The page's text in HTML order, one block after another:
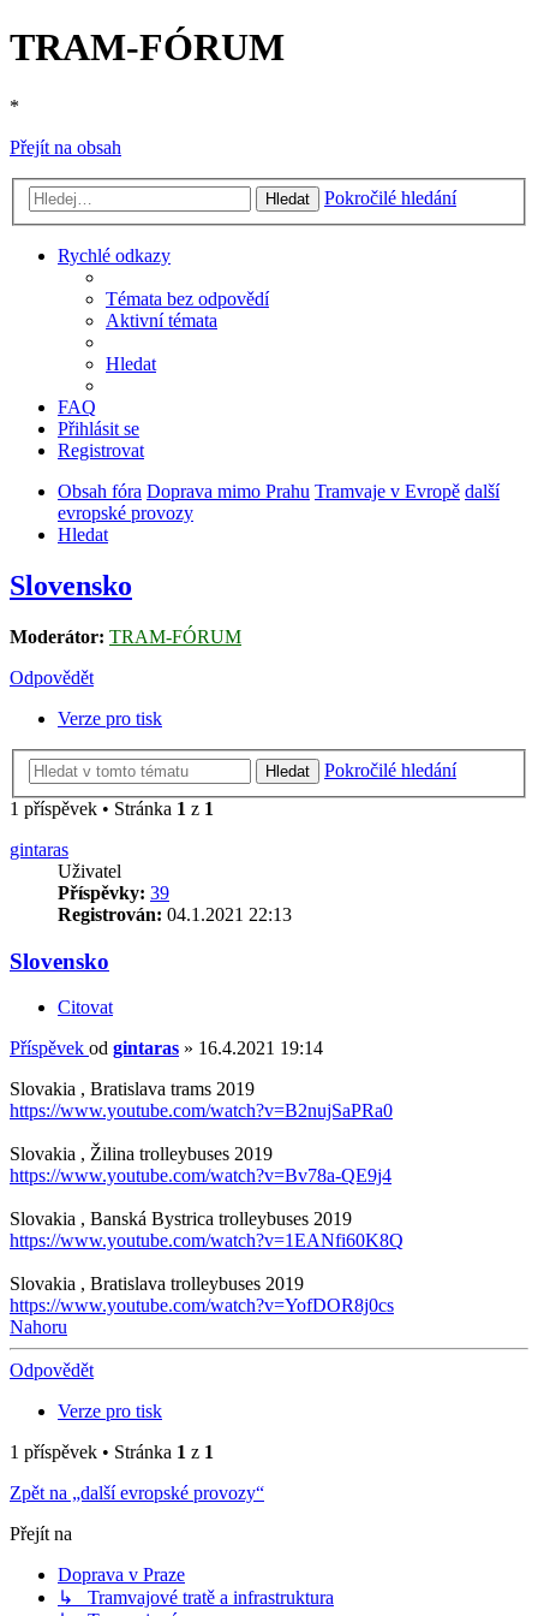
TRAM-FÓRUM
*
Přejít na obsah
Hledat Pokročilé hledání
Rychlé odkazy
Témata bez odpovědí
Aktivní témata
Hledat
FAQ
Přihlásit se
Registrovat
Obsah fóra Doprava mimo Prahu Tramvaje v Evropě další
evropské provozy
Hledat
Slovensko
Moderátor: TRAM-FÓRUM
Odpovědět
Verze pro tisk
Hledat
Pokročilé hledání
1 příspěvek • Stránka 1 z 1
gintaras
Uživatel
Příspěvky: 39
Registrován: 04.1.2021 22:13
Slovensko
Citovat
Příspěvek od gintaras » 16.4.2021 19:14
Slovakia , Bratislava trams 2019
https://www.youtube.com/watch?v=B2nujSaPRa0
Slovakia , Žilina trolleybuses 2019
https://www.youtube.com/watch?v=Bv78a-QE9j4
Slovakia , Banská Bystrica trolleybuses 2019
https://www.youtube.com/watch?v=1EANfi60K8Q
Slovakia , Bratislava trolleybuses 2019
https://www.youtube.com/watch?v=YofDOR8j0cs
Nahoru
Odpovědět
Verze pro tisk
1 příspěvek • Stránka 1 z 1
Zpět na „další evropské provozy“
Přejít na
Doprava v Praze
↳ Tramvajové tratě a infrastruktura